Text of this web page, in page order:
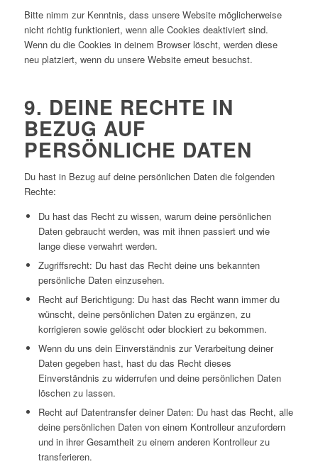
Bitte nimm zur Kenntnis, dass unsere Website möglicherweise
nicht richtig funktioniert, wenn alle Cookies deaktiviert sind.
Wenn du die Cookies in deinem Browser löscht, werden diese
neu platziert, wenn du unsere Website erneut besuchst.
9. DEINE RECHTE IN
BEZUG AUF
PERSÖNLICHE DATEN
Du hast in Bezug auf deine persönlichen Daten die folgenden
Rechte:
Du hast das Recht zu wissen, warum deine persönlichen
Daten gebraucht werden, was mit ihnen passiert und wie
lange diese verwahrt werden.
Zugriffsrecht: Du hast das Recht deine uns bekannten
persönliche Daten einzusehen.
Recht auf Berichtigung: Du hast das Recht wann immer du
wünscht, deine persönlichen Daten zu ergänzen, zu
korrigieren sowie gelöscht oder blockiert zu bekommen.
Wenn du uns dein Einverständnis zur Verarbeitung deiner
Daten gegeben hast, hast du das Recht dieses
Einverständnis zu widerrufen und deine persönlichen Daten
löschen zu lassen.
Recht auf Datentransfer deiner Daten: Du hast das Recht, alle
deine persönlichen Daten von einem Kontrolleur anzufordern
und in ihrer Gesamtheit zu einem anderen Kontrolleur zu
transferieren.